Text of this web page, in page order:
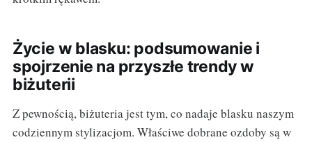
Życie w blasku: podsumowanie i
spojrzenie na przyszłe trendy w
biżuterii
Z pewnością, biżuteria jest tym, co nadaje blasku naszym
codziennym stylizacjom. Właściwe dobrane ozdoby są w